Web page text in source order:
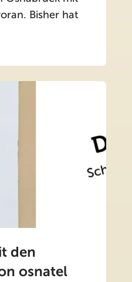
Bisher hat
den
osnatel